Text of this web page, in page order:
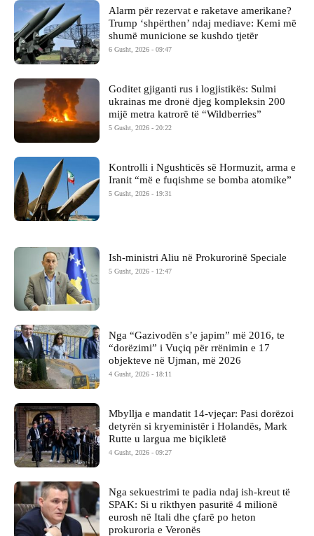
Alarm për rezervat e raketave amerikane?
Trump ‘shpërthen’ ndaj mediave: Kemi më
shumë municione se kushdo tjetër
6 Gusht, 2026 - 09:47
Goditet gjiganti rus i logjistikës: Sulmi
ukrainas me dronë djeg kompleksin 200
mijë metra katrorë të “Wildberries”
5 Gusht, 2026 - 20:22
Kontrolli i Ngushticës së Hormuzit, arma e
Iranit “më e fuqishme se bomba atomike”
5 Gusht, 2026 - 19:31
Ish-ministri ​Aliu në Prokurorinë Speciale
5 Gusht, 2026 - 12:47
Nga “Gazivodën s’e japim” më 2016, te
“dorëzimi” i Vuçiq për rrënimin e 17
objekteve në Ujman, më 2026
4 Gusht, 2026 - 18:11
Mbyllja e mandatit 14-vjeçar: Pasi dorëzoi
detyrën si kryeministër i Holandës, Mark
Rutte u largua me biçikletë
4 Gusht, 2026 - 09:27
Nga sekuestrimi te padia ndaj ish-kreut të
SPAK: Si u rikthyen pasuritë 4 milionë
eurosh në Itali dhe çfarë po heton
prokuroria e Veronës